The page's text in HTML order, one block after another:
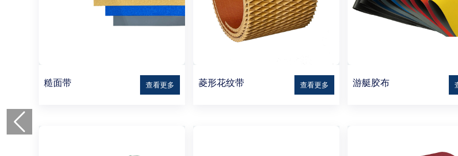
糙面带 查看更多 菱形花纹带 查看更多 游艇胶布